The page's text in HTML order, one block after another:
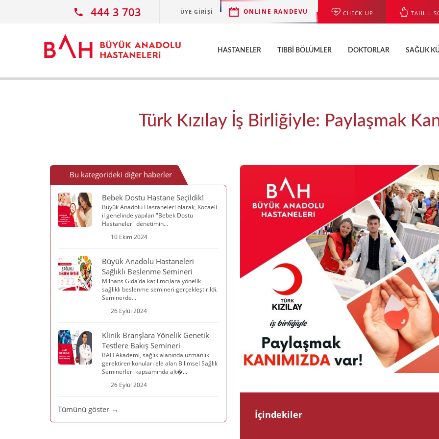
444 3 703 ÜYE GIRIŞI ONLINE RANDEVU CHECK-UP TAHLİL
HASTANELER TIBBI BÖLÜMLER DOKTORLAR SAĞLIK
Türk Kızılay İş Birliğiyle: Paylaşmak
İçindekiler
Bu kategorideki diğer haberler
Bebek Dostu Hastane Seçildik!
Büyük Anadolu Hastaneleri olarak, Kocaeli
il genelinde yapılan "Bebek Dostu
Hastaneler" denetimin...
10 Ekim 2024
Büyük Anadolu Hastaneleri
Sağlıklı Beslenme Semineri
Milhans Gıda’da katılımcılara yönelik
sağlıklı beslenme semineri gerçekleştirildi.
Seminerde...
26 Eylül 2024
Klinik Branşlara Yönelik Genetik
Testlere Bakış Semineri
BAH Akademi, sağlık alanında uzmanlık
gerektiren konuları ele alan Bilimsel Sağlık
Seminerleri kapsamında alt�...
26 Eylül 2024
Tümünü göster →